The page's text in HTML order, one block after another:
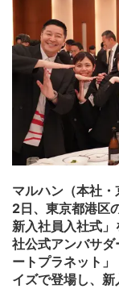
マルハン（本社
2日、東京都港区
新入社員入社式
社公式アンバサ
ートプラネット
イズで登場し、新